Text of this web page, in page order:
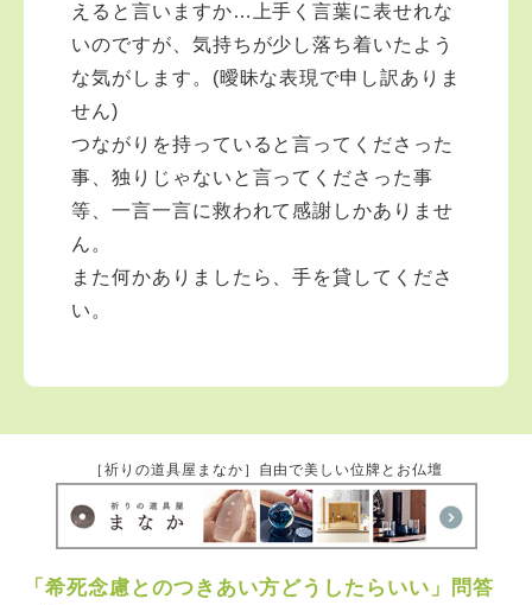
えると言いますか…上手く言葉に表せれな
いのですが、気持ちが少し落ち着いたよう
な気がします。(曖昧な表現で申し訳ありま
せん)
つながりを持っていると言ってくださった
事、独りじゃないと言ってくださった事
等、一言一言に救われて感謝しかありませ
ん。
また何かありましたら、手を貸してくださ
い。
［祈りの道具屋まなか］自由で美しい位牌とお仏壇
「希死念慮とのつきあい方どうしたらいい」問答